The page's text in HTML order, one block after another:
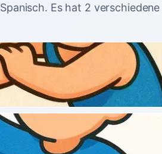
. Es hat 2 verschiedene